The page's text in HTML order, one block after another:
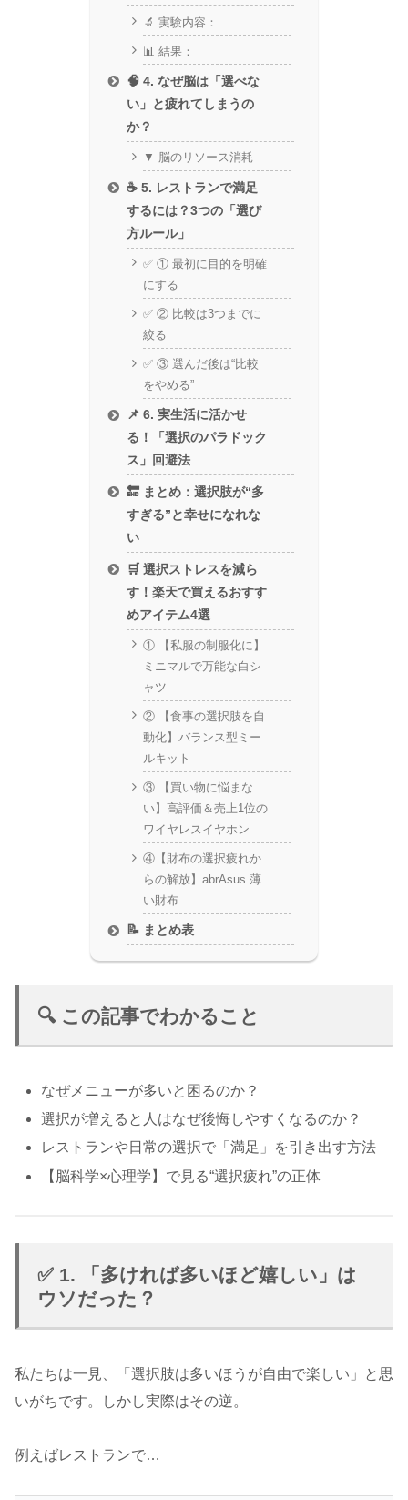
🔬 実験内容：
📊 結果：
🧠 4. なぜ脳は「選べな
い」と疲れてしまうの
か？
▼ 脳のリソース消耗
☕ 5. レストランで満足
するには？3つの「選び
方ルール」
✅ ① 最初に目的を明確
にする
✅ ② 比較は3つまでに
絞る
✅ ③ 選んだ後は“比較
をやめる”
📌 6. 実生活に活かせ
る！「選択のパラドック
ス」回避法
🔚 まとめ：選択肢が“多
すぎる”と幸せになれな
い
🛒 選択ストレスを減ら
す！楽天で買えるおすす
めアイテム4選
① 【私服の制服化に】
ミニマルで万能な白シ
ャツ
② 【食事の選択肢を自
動化】バランス型ミー
ルキット
③ 【買い物に悩まな
い】高評価＆売上1位の
ワイヤレスイヤホン
④【財布の選択疲れか
らの解放】abrAsus 薄
い財布
📝 まとめ表
🔍 この記事でわかること
なぜメニューが多いと困るのか？
選択が増えると人はなぜ後悔しやすくなるのか？
レストランや日常の選択で「満足」を引き出す方法
【脳科学×心理学】で見る“選択疲れ”の正体
✅ 1. 「多ければ多いほど嬉しい」は
ウソだった？
私たちは一見、「選択肢は多いほうが自由で楽しい」と思
いがちです。しかし実際はその逆。
例えばレストランで…